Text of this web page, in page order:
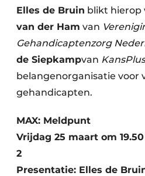
Elles de Bruin blikt hierop
van der Ham van
Gehandicaptenzorg
de Siepkampvan KansPlus
belangenorganisatie voor
gehandicapten.
MAX: Meldpunt
Vrijdag 25 maart om
2
Presentatie: Elles de